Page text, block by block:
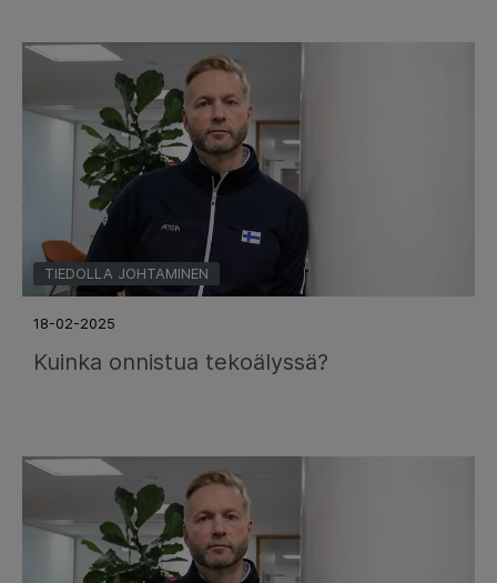
TIEDOLLA JOHTAMINEN
18-02-2025
Kuinka onnistua tekoälyssä?